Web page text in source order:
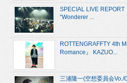
SPECIAL LIVE
“Wonderer ...
ROTTENGRAFFTY 4th
Romance』 KAZUO...
三浦隆一(空想委員会Vo./